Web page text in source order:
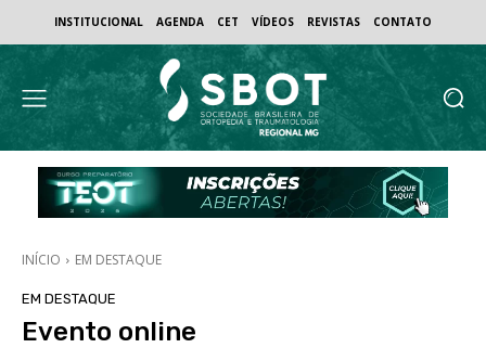
INSTITUCIONAL AGENDA CET VÍDEOS REVISTAS CONTATO
INÍCIO EM DESTAQUE
EM DESTAQUE
Evento online